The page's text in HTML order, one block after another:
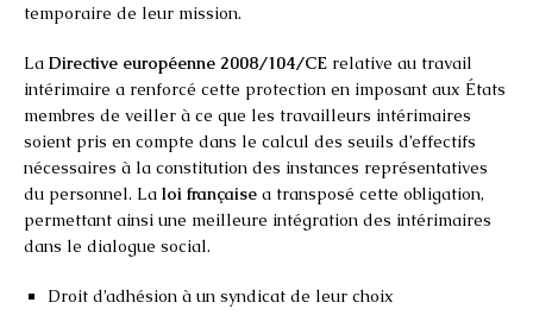
temporaire de leur mission.
La Directive européenne 2008/104/CE relative au travail
intérimaire a renforcé cette protection en imposant aux États
membres de veiller à ce que les travailleurs intérimaires
soient pris en compte dans le calcul des seuils d’effectifs
nécessaires à la constitution des instances représentatives
du personnel. La loi française a transposé cette obligation,
permettant ainsi une meilleure intégration des intérimaires
dans le dialogue social.
Droit d’adhésion à un syndicat de leur choix